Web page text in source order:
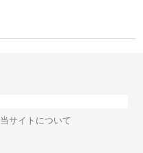
当サイトについて